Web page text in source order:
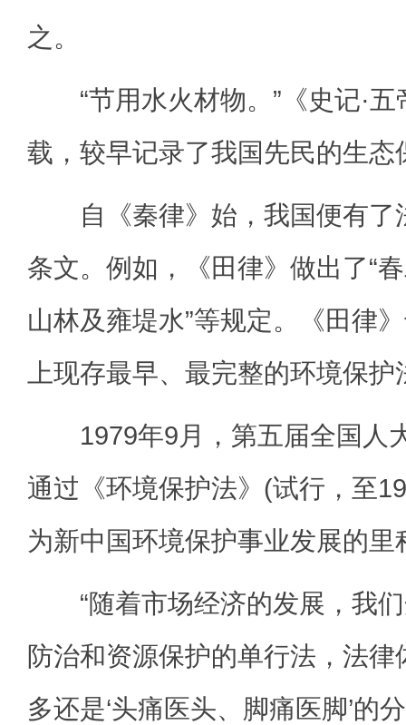
之。
“节用水火材物。”《史记·五
载，较早记录了我国先民的生态
自《秦律》始，我国便有了
条文。例如，《田律》做出了“
山林及雍堤水”等规定。《田律
上现存最早、最完整的环境保护
1979年9月，第五届全国人
通过《环境保护法》(试行，至
为新中国环境保护事业发展的里
“随着市场经济的发展，我们
防治和资源保护的单行法，法
多还是‘头痛医头、脚痛医脚’的